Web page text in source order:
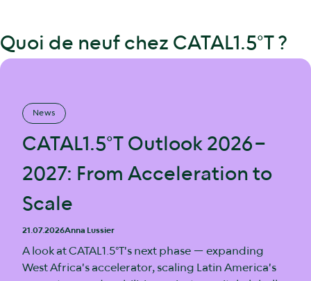
Quoi de neuf chez CATAL1.5°T ?
News
CATAL1.5°T Outlook 2026–
2027: From Acceleration to
Scale
21.07.2026Anna Lussier
A look at CATAL1.5°T's next phase — expanding
West Africa's accelerator, scaling Latin America's